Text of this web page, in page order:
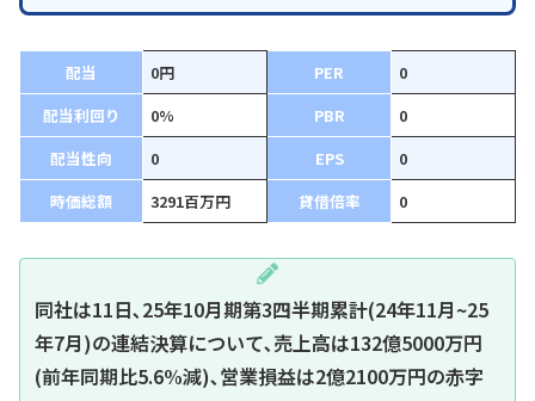
配当 0円 PER
0
配当利回り
0% PBR
0
配当性向
0 EPS
0
時価総額
3291百万円 貸借倍率 0
同社は11日､25年10月期第3四半期累計(24年11月~25
年7月)の連結決算について､売上高は132億5000万円
(前年同期比5.6%減)､営業損益は2億2100万円の赤字